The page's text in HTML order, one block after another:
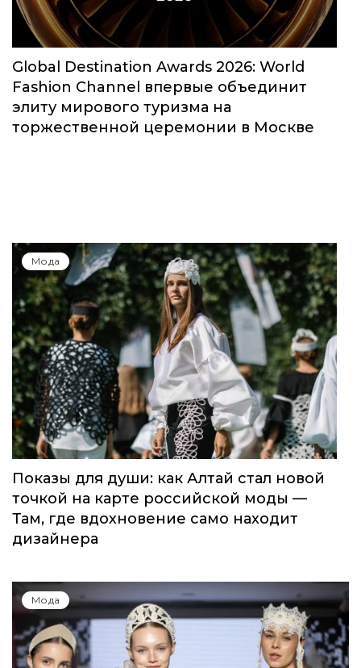
Global Destination Awards 2026: World
Fashion Channel впервые объединит
элиту мирового туризма на
торжественной церемонии в Москве
Мода
Показы для души: как Алтай стал новой
точкой на карте российской моды —
Там, где вдохновение само находит
дизайнера
Мода